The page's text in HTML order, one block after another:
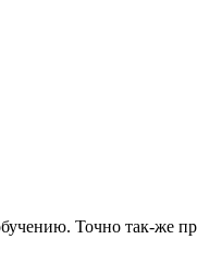
Точно так-же